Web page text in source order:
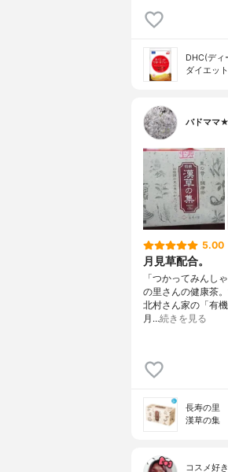
DHC(ディ
ダイエッ
バドママ
5.00
月見草配合。
「つかってみんし
の里さんの健康茶
北村さん家の「有
月…続きを見る
長寿の里
漢草の集
コスメ好き